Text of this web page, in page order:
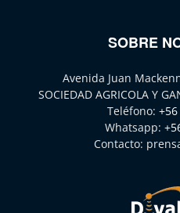
SOBRE
Avenida Juan
SOCIEDAD AGRICOLA Y
Teléfono:
Whatsapp:
Contacto: